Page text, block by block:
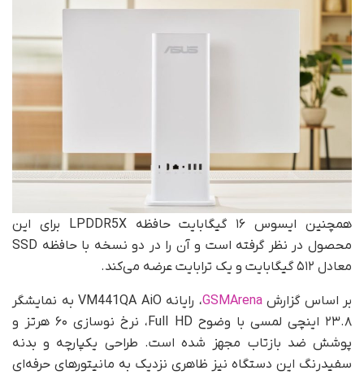
همچنین ایسوس ۱۶ گیگابایت حافظه LPDDR5X برای این
محصول در نظر گرفته است و آن را در دو نسخه با حافظه SSD
معادل ۵۱۲ گیگابایت و یک ترابایت عرضه می‌کند.
بر اساس گزارشGSMArena
، رایانه VM441QA AiO به نمایشگر
۲۳.۸ اینچی لمسی با وضوح Full HD، نرخ نوسازی ۶۰ هرتز و
پوشش ضد بازتاب مجهز شده است. طراحی یکپارچه و بدنه
سفیدرنگ این دستگاه نیز ظاهری نزدیک به مانیتورهای حرفه‌ای